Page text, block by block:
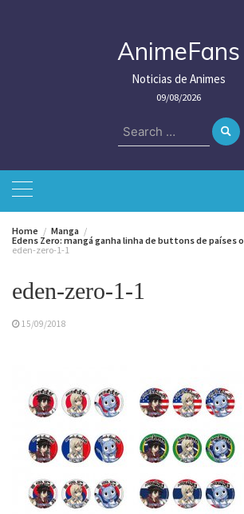
AnimeFans
Noticias de Animes
09/08/2026
Search
for:
Home
Manga
Edens Zero: mangá ganha linha de buttons de países
eden-zero-1-1
eden-zero-1-1
15/09/2018